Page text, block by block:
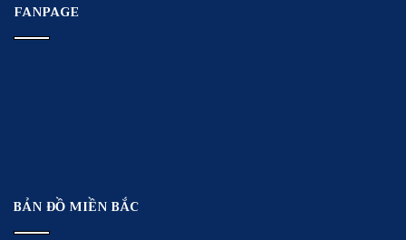
FANPAGE
BẢN ĐỒ MIỀN BẮC